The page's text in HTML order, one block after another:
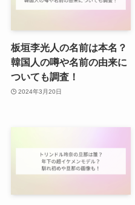
板垣李光人の名前は本名？
韓国人の噂や名前の由来に
ついても調査！
2024年3月20日